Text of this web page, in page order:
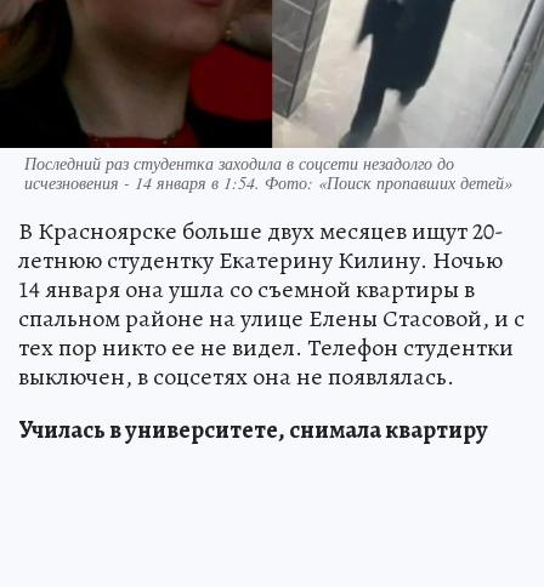
Последний раз студентка заходила в соцсети незадолго до
исчезновения - 14 января в 1:54. Фото: «Поиск пропавших детей»
В Красноярске больше двух месяцев ищут 20-
летнюю студентку Екатерину Килину. Ночью
14 января она ушла со съемной квартиры в
спальном районе на улице Елены Стасовой, и с
тех пор никто ее не видел. Телефон студентки
выключен, в соцсетях она не появлялась.
Училась в университете, снимала квартиру